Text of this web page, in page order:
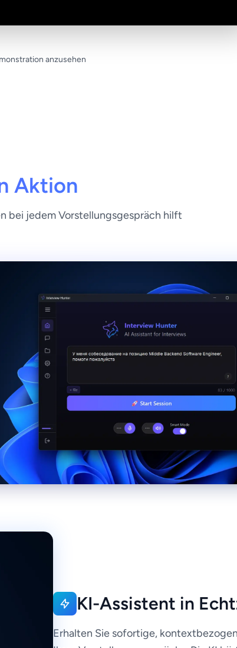
anzusehen
Aktion
bei jedem Vorstellungsgespräch hilft
KI-Assistent in
Erhalten Sie sofortige,